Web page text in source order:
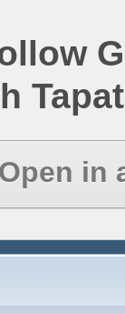
Open in